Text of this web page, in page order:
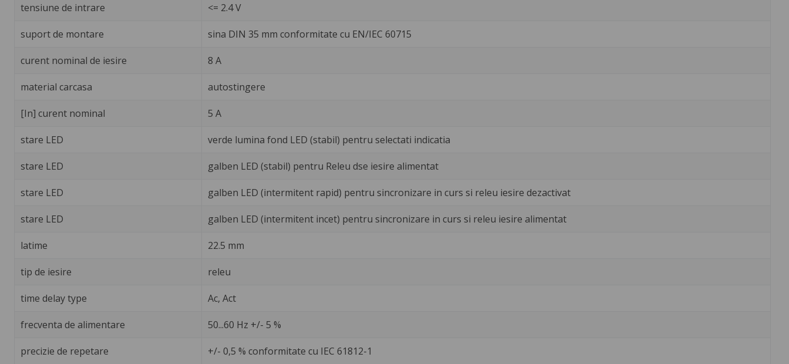
tensiune de intrare <= 2.4 V
suport de montare sina DIN 35 mm conformitate cu EN/IEC 60715
curent nominal de iesire 8 A
material carcasa autostingere
[In] curent nominal 5 A
stare LED verde lumina fond LED (stabil) pentru selectati indicatia
stare LED galben LED (stabil) pentru Releu dse iesire alimentat
stare LED galben LED (intermitent rapid) pentru sincronizare in curs si releu iesire dezactivat
stare LED galben LED (intermitent incet) pentru sincronizare in curs si releu iesire alimentat
latime 22.5 mm
tip de iesire releu
time delay type Ac, Act
frecventa de alimentare 50...60 Hz +/- 5 %
precizie de repetare +/- 0,5 % conformitate cu IEC 61812-1